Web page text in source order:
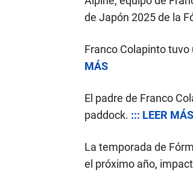
de Japón 2025 de la
Franco Colapinto
MÁS
El padre de Franco
paddock. ::: LEER MÁS
La temporada de
el próximo año,